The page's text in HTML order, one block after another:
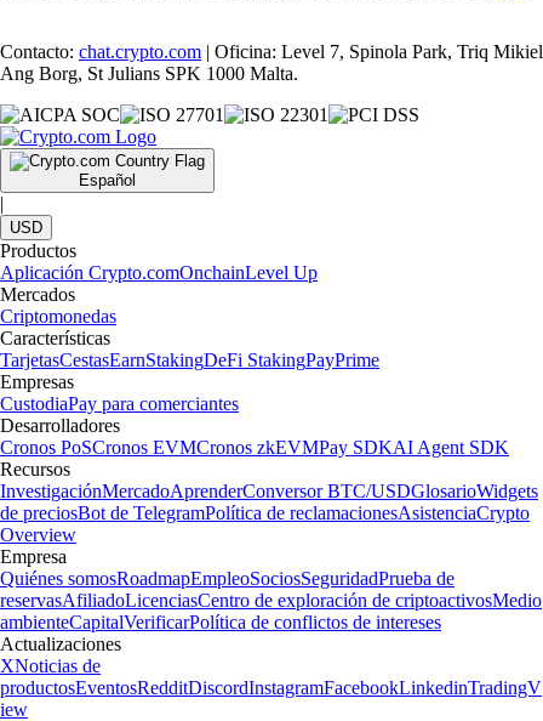
Contacto: chat.crypto.com | Oficina: Level 7, Spinola Park, Triq Mikiel
Ang Borg, St Julians SPK 1000 Malta.
Español
|
USD
Productos
Aplicación Crypto.comOnchainLevel Up
Mercados
Criptomonedas
Características
TarjetasCestasEarnStakingDeFi StakingPayPrime
Empresas
CustodiaPay para comerciantes
Desarrolladores
Cronos PoSCronos EVMCronos zkEVMPay SDKAI Agent SDK
Recursos
InvestigaciónMercadoAprenderConversor BTC/USDGlosarioWidgets
de preciosBot de TelegramPolítica de reclamacionesAsistenciaCrypto
Overview
Empresa
Quiénes somosRoadmapEmpleoSociosSeguridadPrueba de
reservasAfiliadoLicenciasCentro de exploración de criptoactivosMedio
ambienteCapitalVerificarPolítica de conflictos de intereses
Actualizaciones
XNoticias de
productosEventosRedditDiscordInstagramFacebookLinkedinTradingV
iew